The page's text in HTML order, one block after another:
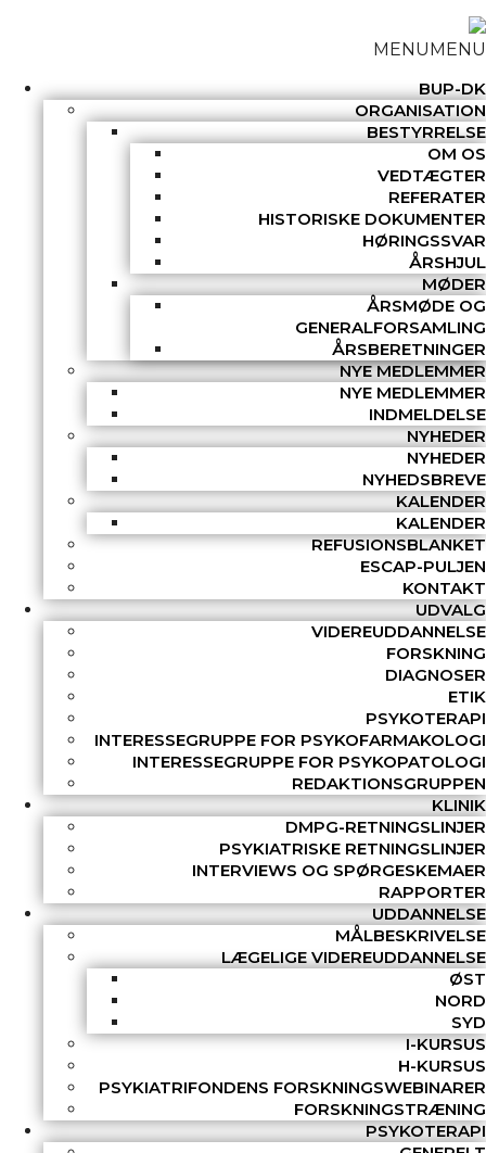
MENUMENU
BUP-DK
ORGANISATION
BESTYRRELSE
OM OS
VEDTÆGTER
REFERATER
HISTORISKE DOKUMENTER
HØRINGSSVAR
ÅRSHJUL
MØDER
ÅRSMØDE OG
GENERALFORSAMLING
ÅRSBERETNINGER
NYE MEDLEMMER
NYE MEDLEMMER
INDMELDELSE
NYHEDER
NYHEDER
NYHEDSBREVE
KALENDER
KALENDER
REFUSIONSBLANKET
ESCAP-PULJEN
KONTAKT
UDVALG
VIDEREUDDANNELSE
FORSKNING
DIAGNOSER
ETIK
PSYKOTERAPI
INTERESSEGRUPPE FOR PSYKOFARMAKOLOGI
INTERESSEGRUPPE FOR PSYKOPATOLOGI
REDAKTIONSGRUPPEN
KLINIK
DMPG-RETNINGSLINJER
PSYKIATRISKE RETNINGSLINJER
INTERVIEWS OG SPØRGESKEMAER
RAPPORTER
UDDANNELSE
MÅLBESKRIVELSE
LÆGELIGE VIDEREUDDANNELSE
ØST
NORD
SYD
I-KURSUS
H-KURSUS
PSYKIATRIFONDENS FORSKNINGSWEBINARER
FORSKNINGSTRÆNING
PSYKOTERAPI